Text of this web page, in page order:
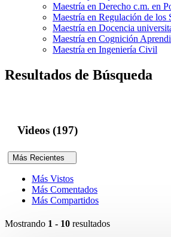
Maestría en Derecho c.m. en
Maestría en Regulación de los
Maestría en Docencia
Maestría en Cognición
Maestría en Ingeniería Civil
Resultados de Búsqueda
Videos (197)
Más Recientes
Más Vistos
Más Comentados
Más Compartidos
Mostrando 1 - 10 resultados